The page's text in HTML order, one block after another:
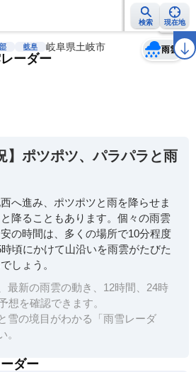
検索 現在地
地震情報 警報・注意報 2週間天気 ラ
岐阜 岐阜県土岐市
ーダー
雨雲
天気 台風
】ポツポツ、パラパラと雨
へ進み、ポツポツと雨を降らせま
降ることもあります。個々の雨雲
の時間は、多くの場所で10分程度
頃にかけて山沿いを雨雲がたびた
しょう。
最新の雨雲の動き、12時間、24時
想を確認できます。
雪の境目がわかる「雨雪レーダ
。
ダー